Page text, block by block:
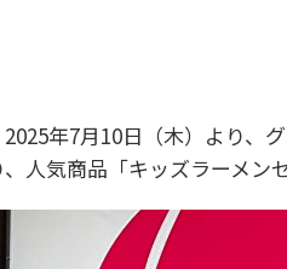
年7月10日（木）より、
人気商品「キッズラーメン